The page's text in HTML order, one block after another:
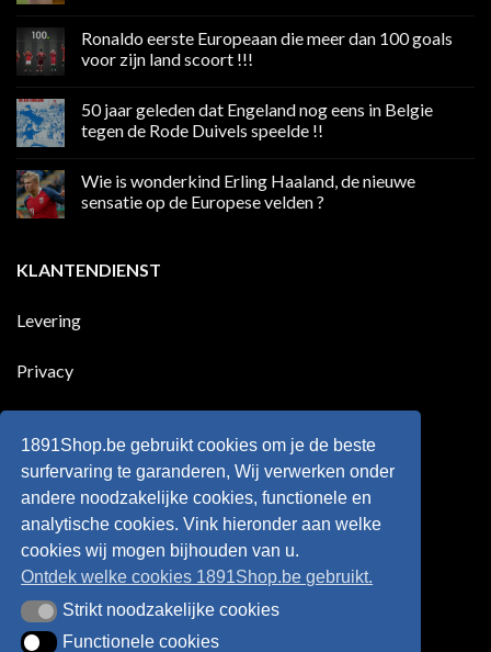
op
weekend
media
in
Premier
Ronaldo eerste Europeaan die meer dan 100 goals
voor zijn land scoort !!!
op
Ronaldo
eerste
meer
100
land
scoort
50 jaar geleden dat Engeland nog eens in Belgie
tegen de Rode Duivels speelde !!
op
jaar
nog
eens
tegen
Wie is wonderkind Erling Haaland, de nieuwe
sensatie op de Europese velden ?
Wie
is
Haaland,
Europese
KLANTENDIENST
Levering
Privacy
Retourneren
Algemene voorwaarden
1891Shop.be gebruikt cookies om je de beste
surfervaring te garanderen, Wij verwerken onder
andere noodzakelijke cookies, functionele en
analytische cookies. Vink hieronder aan welke
cookies wij mogen bijhouden van u.
Ontdek welke cookies 1891Shop.be gebruikt.
Strikt noodzakelijke cookies
Strikt noodzakelijke cookies
Functionele cookies
Functionele cookies